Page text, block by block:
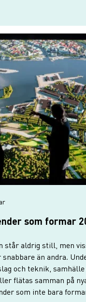
som formar
står aldrig still, men
än andra.
och teknik, samhälle
flätas samman på
som inte bara